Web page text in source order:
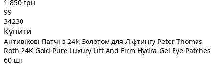
1 850 грн
99
34230
Купити
Антивікові Патчі з 24K Золотом для Ліфтингу Peter Thomas
Roth 24K Gold Pure Luxury Lift And Firm Hydra-Gel Eye Patches
60 шт